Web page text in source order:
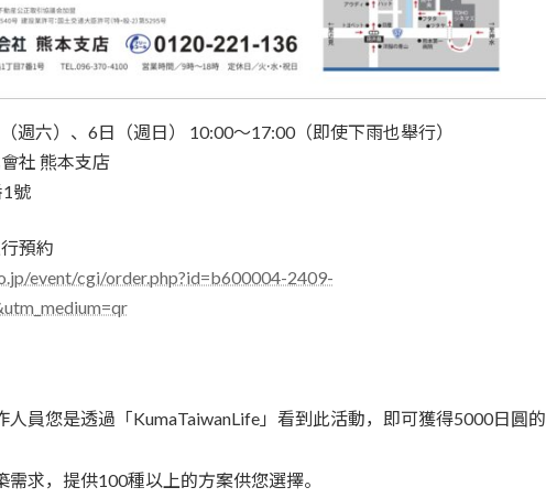
週六）、6日（週日） 10:00～17:00（即使下雨也舉行）
社 熊本支店
號
預約
event/cgi/order.php?id=b600004-2409-
人員您是透過「KumaTaiwanLife」看到此活動，即可獲得5000日圓的
求，提供100種以上的方案供您選擇。